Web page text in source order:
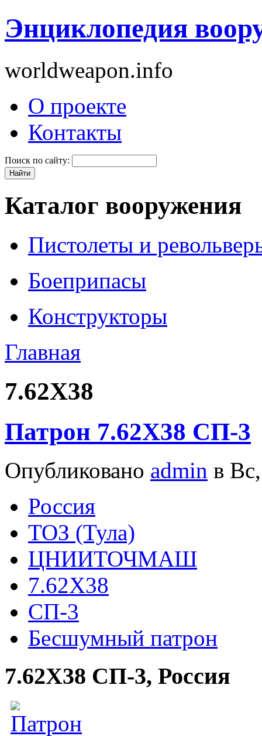
Энциклопедия
worldweapon.info
О проекте
Контакты
Поиск по сайту:
Каталог вооружения
Пистолеты и
Боеприпасы
Конструкторы
Главная
7.62Х38
Патрон 7.62Х38 СП-3
Опубликовано admin в
Россия
ТОЗ (Тула)
ЦНИИТОЧМАШ
7.62Х38
СП-3
Бесшумный патрон
7.62Х38 СП-3, Россия